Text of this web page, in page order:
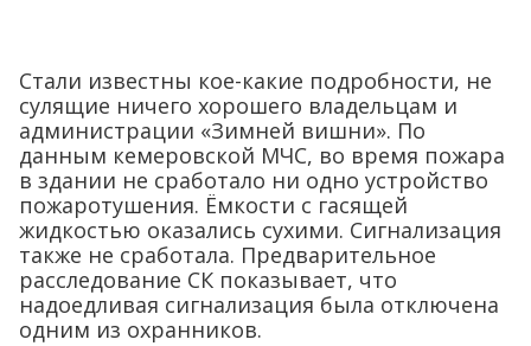
Стали известны кое-какие подробности, не
сулящие ничего хорошего владельцам и
администрации «Зимней вишни». По
данным кемеровской МЧС, во время пожара
в здании не сработало ни одно устройство
пожаротушения. Ёмкости с гасящей
жидкостью оказались сухими. Сигнализация
также не сработала. Предварительное
расследование СК показывает, что
надоедливая сигнализация была отключена
одним из охранников.